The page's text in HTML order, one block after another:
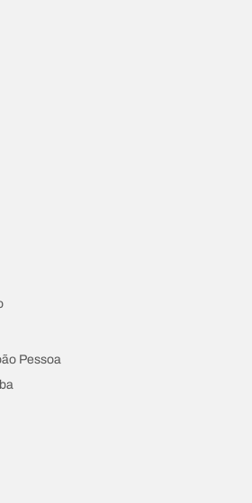
Pessoa